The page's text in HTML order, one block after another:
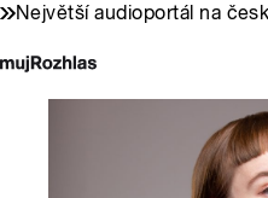
Největší audioportál na